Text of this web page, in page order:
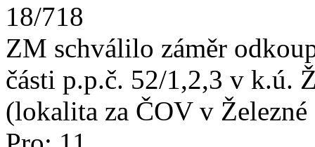
18/718
ZM schválilo záměr
části p.p.č. 52/1,2,3 v k.ú.
(lokalita za ČOV v Železné